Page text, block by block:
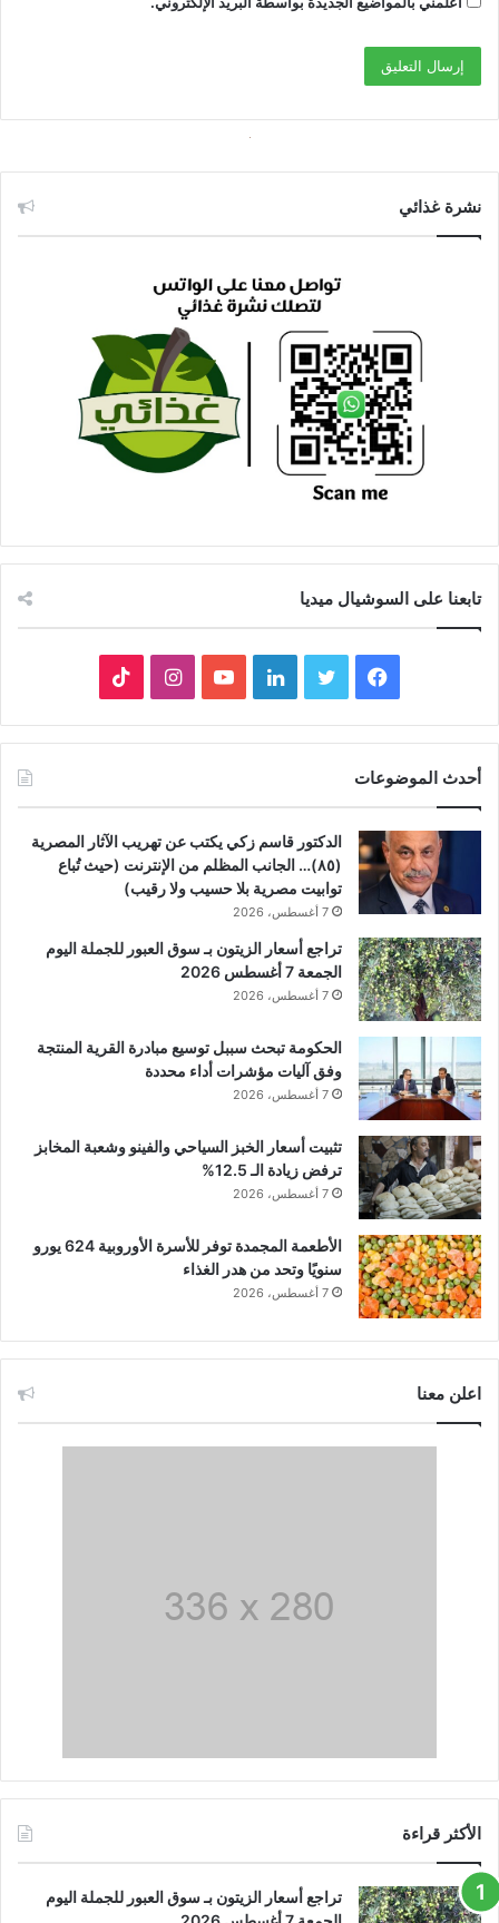
نشرة غذائي
تابعنا على السوشيال ميديا
فيسبوك تويتر لينكدإنيوتيوبانستقرام
أحدث الموضوعات
الدكتور قاسم زكي يكتب عن تهريب الآثار المصرية
(٨٥)… الجانب المظلم من الإنترنت (حيث تُباع
توابيت مصرية بلا حسيب ولا رقيب)
7 أغسطس، 2026
تراجع أسعار الزيتون بـ سوق العبور للجملة اليوم
الجمعة 7 أغسطس 2026
7 أغسطس، 2026
الحكومة تبحث سببل توسيع مبادرة القرية المنتجة
وفق آليات مؤشرات أداء محددة
7 أغسطس، 2026
تثبيت أسعار الخبز السياحي والفينو وشعبة المخابز
ترفض زيادة الـ 12.5%
7 أغسطس، 2026
الأطعمة المجمدة توفر للأسرة الأوروبية 624 يورو
سنويًا وتحد من هدر الغذاء
7 أغسطس، 2026
اعلن معنا
الأكثر قراءة
تراجع أسعار الزيتون بـ سوق العبور للجملة اليوم